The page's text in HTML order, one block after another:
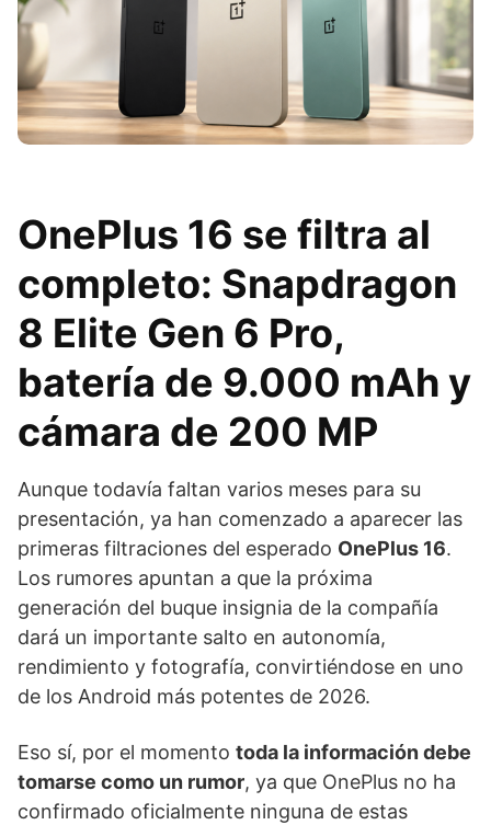
OnePlus 16 se filtra al
completo: Snapdragon
8 Elite Gen 6 Pro,
batería de 9.000 mAh y
cámara de 200 MP
Aunque todavía faltan varios meses para su
presentación, ya han comenzado a aparecer las
primeras filtraciones del esperado OnePlus 16.
Los rumores apuntan a que la próxima
generación del buque insignia de la compañía
dará un importante salto en autonomía,
rendimiento y fotografía, convirtiéndose en uno
de los Android más potentes de 2026.
Eso sí, por el momento toda la información debe
tomarse como un rumor, ya que OnePlus no ha
confirmado oficialmente ninguna de estas